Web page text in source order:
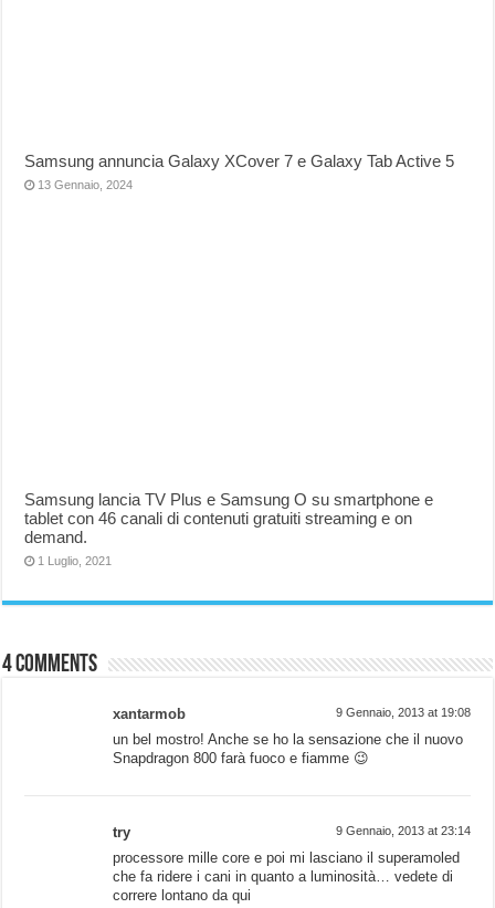
Samsung annuncia Galaxy XCover 7 e Galaxy Tab Active 5
13 Gennaio, 2024
Samsung lancia TV Plus e Samsung O su smartphone e
tablet con 46 canali di contenuti gratuiti streaming e on
demand.
1 Luglio, 2021
4 comments
xantarmob 9 Gennaio, 2013 at 19:08
un bel mostro! Anche se ho la sensazione che il nuovo
Snapdragon 800 farà fuoco e fiamme 😉
try 9 Gennaio, 2013 at 23:14
processore mille core e poi mi lasciano il superamoled
che fa ridere i cani in quanto a luminosità… vedete di
correre lontano da qui